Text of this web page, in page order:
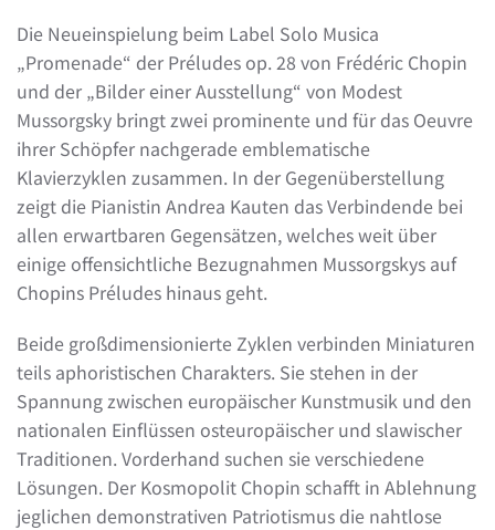
Die Neueinspielung beim Label Solo Musica
„Promenade“ der Préludes op. 28 von Frédéric Chopin
und der „Bilder einer Ausstellung“ von Modest
Mussorgsky bringt zwei prominente und für das Oeuvre
ihrer Schöpfer nachgerade emblematische
Klavierzyklen zusammen. In der Gegenüberstellung
zeigt die Pianistin Andrea Kauten das Verbindende bei
allen erwartbaren Gegensätzen, welches weit über
einige offensichtliche Bezugnahmen Mussorgskys auf
Chopins Préludes hinaus geht.
Beide großdimensionierte Zyklen verbinden Miniaturen
teils aphoristischen Charakters. Sie stehen in der
Spannung zwischen europäischer Kunstmusik und den
nationalen Einflüssen osteuropäischer und slawischer
Traditionen. Vorderhand suchen sie verschiedene
Lösungen. Der Kosmopolit Chopin schafft in Ablehnung
jeglichen demonstrativen Patriotismus die nahtlose